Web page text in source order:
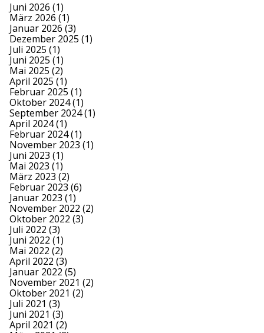
Juni 2026 (1)
März 2026 (1)
Januar 2026 (3)
Dezember 2025 (1)
Juli 2025 (1)
Juni 2025 (1)
Mai 2025 (2)
April 2025 (1)
Februar 2025 (1)
Oktober 2024(1)
September 2024(1)
April 2024(1)
Februar 2024(1)
November 2023 (1)
Juni 2023 (1)
Mai 2023 (1)
März 2023 (2)
Februar 2023 (6)
Januar 2023 (1)
November 2022 (2)
Oktober 2022 (3)
Juli 2022 (3)
Juni 2022 (1)
Mai 2022 (2)
April 2022 (3)
Januar 2022 (5)
November 2021 (2)
Oktober 2021 (2)
Juli 2021 (3)
Juni 2021 (3)
April 2021 (2)